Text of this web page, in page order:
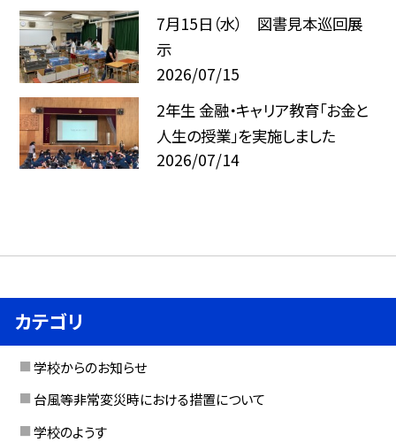
7月15日（水） 図書見本巡回展
示
2026/07/15
2年生 金融・キャリア教育「お金と
人生の授業」を実施しました
2026/07/14
カテゴリ
学校からのお知らせ
台風等非常変災時における措置について
学校のようす